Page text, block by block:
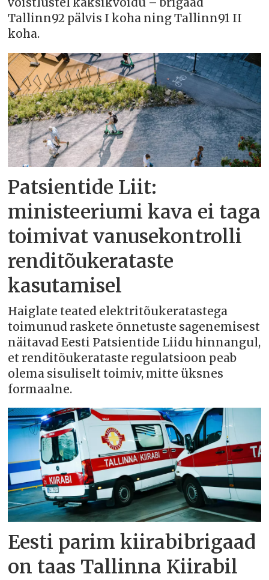
Tallinn92 pälvis I koha ning Tallinn91 II
koha.
Patsientide Liit:
ministeeriumi kava ei taga
toimivat vanusekontrolli
renditõukerataste
kasutamisel
Haiglate teated elektritõukeratastega
toimunud raskete õnnetuste sagenemisest
näitavad Eesti Patsientide Liidu hinnangul,
et renditõukerataste regulatsioon peab
olema sisuliselt toimiv, mitte üksnes
formaalne.
Eesti parim kiirabibrigaad
on taas Tallinna Kiirabil